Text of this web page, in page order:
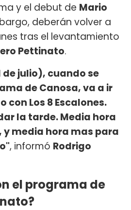
y el debut de Mario
deberán volver a
tras el levantamiento
Pettinato.
de julio), cuando se
de Canosa, va a ir
con Los 8 Escalones.
la tarde. Media hora
y media hora mas para
, informó Rodrigo
el programa de